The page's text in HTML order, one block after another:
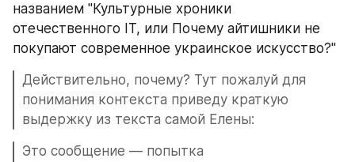
названием "Культурные хроники
отечественного IT, или Почему айтишники не
покупают современное украинское искусство?"
Действительно, почему? Тут пожалуй для
понимания контекста приведу краткую
выдержку из текста самой Елены:
Это сообщение — попытка